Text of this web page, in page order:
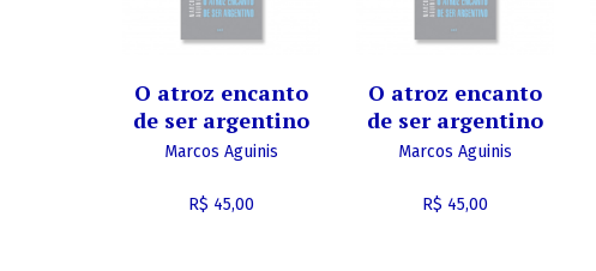
O atroz encanto
de ser argentino
Marcos Aguinis
R$ 45,00
O atroz encanto
de ser argentino
Marcos Aguinis
R$ 45,00